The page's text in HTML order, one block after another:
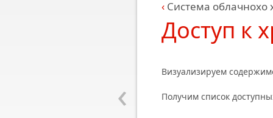
‹
Система
Доступ к
Визуализируем
Получим список